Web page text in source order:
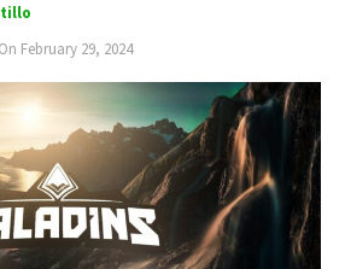
February 29, 2024